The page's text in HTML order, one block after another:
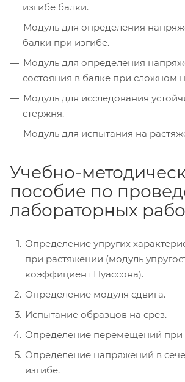
изгибе балки.
Модуль для определения
балки при изгибе.
Модуль для определения
состояния в балке при сложном
Модуль для исследования
стержня.
Модуль для испытания на
Учебно-
пособие по
лабораторных
Определение упругих
при растяжении (модуль
коэффициент Пуассона).
Определение модуля сдвига.
Испытание образцов на срез.
Определение перемещений при
Определение напряжений в
изгибе.